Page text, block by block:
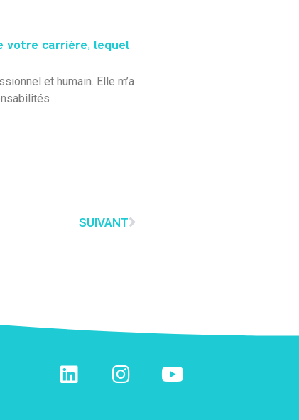
votre carrière, lequel
et humain. Elle m’a
SUIVANT